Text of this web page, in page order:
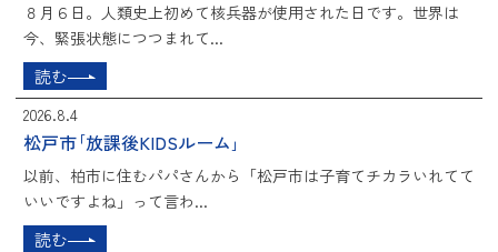
８月６日。人類史上初めて核兵器が使用された日です。世界は
今、緊張状態につつまれて...
読む
2026.8.4
松戸市｢放課後KIDSルーム｣
以前、柏市に住むパパさんから「松戸市は子育てチカラいれてて
いいですよね」って言わ...
読む